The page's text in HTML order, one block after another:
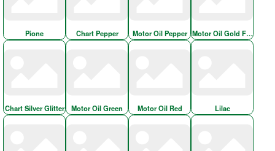
Pione Chart Pepper Motor Oil Pepper Motor Oil Gold FLK
Chart Silver Glitter Motor Oil Green Motor Oil Red Lilac